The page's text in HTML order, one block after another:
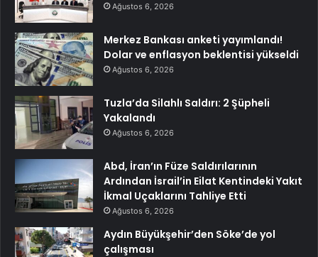
Ağustos 6, 2026
Merkez Bankası anketi yayımlandı!
Dolar ve enflasyon beklentisi yükseldi
Ağustos 6, 2026
Tuzla’da Silahlı Saldırı: 2 Şüpheli
Yakalandı
Ağustos 6, 2026
Abd, İran’ın Füze Saldırılarının
Ardından İsrail’in Eilat Kentindeki Yakıt
İkmal Uçaklarını Tahliye Etti
Ağustos 6, 2026
Aydın Büyükşehir’den Söke’de yol
çalışması